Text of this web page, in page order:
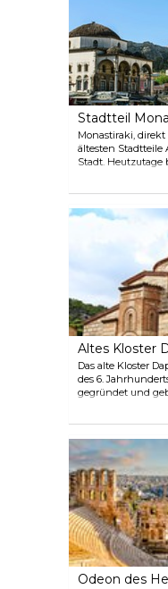
Stadtteil
Monastiraki,
ältesten Stadtteile
Stadt. Heutzutage
„Flohmarkt“ sowie
auch eine der
Altes Kloster
Das alte Kloster
des 6.
gegründet und
der Zeit durch
geschmückt, und
UNESCO-
Umweg mit
Odeon des